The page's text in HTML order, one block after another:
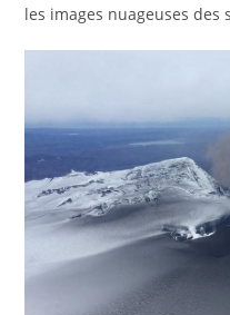
les images nuageuses des